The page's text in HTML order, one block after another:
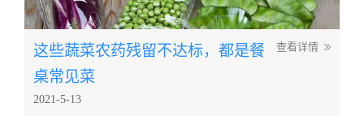
查看详情
这些蔬菜农药残留不达标，都是餐
桌常见菜
2021-5-13